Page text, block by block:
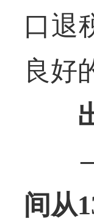
口退
良好
出
——
间从